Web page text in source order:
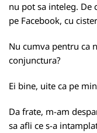
nu pot sa inteleg. De
pe Facebook, cu
Nu cumva pentru ca
conjunctura?
Ei bine, uite ca pe
Da frate, m-am
sa afli ce s-a